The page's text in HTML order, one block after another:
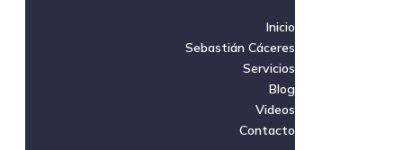
Inicio
Sebastián Cáceres
Servicios
Blog
Videos
Contacto